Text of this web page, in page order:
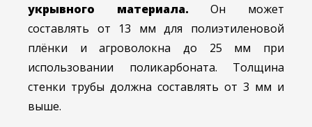
укрывного материала.Он может
составлять от 13 мм для полиэтиленовой
плёнки и агроволокна до 25 мм при
использовании поликарбоната. Толщина
стенки трубы должна составлять от 3 мм и
выше.